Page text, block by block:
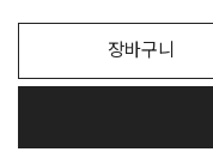
장바구니